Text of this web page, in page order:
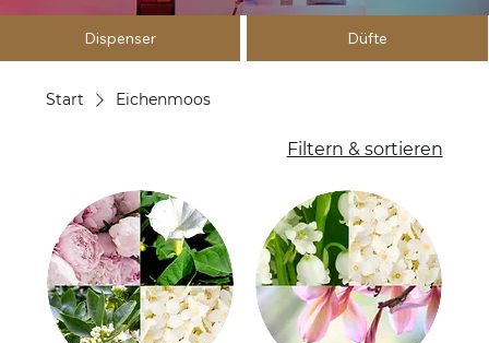
Dispenser Düfte
Start Eichenmoos
Filtern & sortieren